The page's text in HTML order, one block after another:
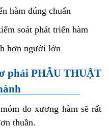
hàm đúng chuẩn
soát phát triển hàm
hơn người lớn
phải PHẪU THUẬT
do xương hàm sẽ rất
thuần.